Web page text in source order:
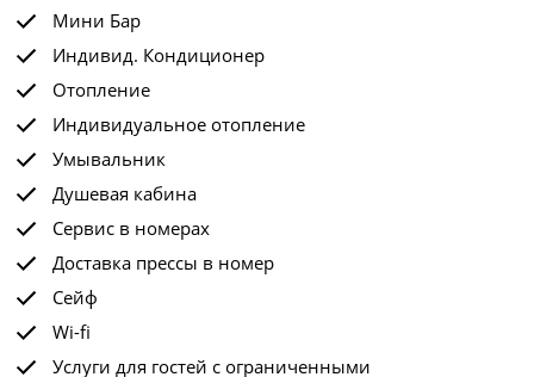
Мини Бар
Индивид. Кондиционер
Отопление
Индивидуальное отопление
Умывальник
Душевая кабина
Сервис в номерах
Доставка прессы в номер
Сейф
Wi-fi
Услуги для гостей с ограниченными